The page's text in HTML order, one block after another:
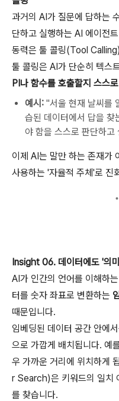
과거의 AI가 질문에 답하는
단하고 실행하는 AI 에이전
동력은 툴 콜링(Tool
툴 콜링은 AI가 단순히 텍스
PI나 함수를 호출할지 스스
예시: "서울 현재 날씨를
습된 데이터에서 답을 찾
야 함을 스스로 판단하고
이제 AI는 말만 하는 존재가
사용하는 '자율적 주체'로 진
Insight 06. 데이터에도 '의
AI가 인간의 언어를 이해하
터를 숫자 좌표로 변환하는
때문입니다.
임베딩된 데이터 공간 안에
으로 가깝게 배치됩니다. 예
우 가까운 거리에 위치하게
r Search)은 키워드의 일치
를 찾습니다.